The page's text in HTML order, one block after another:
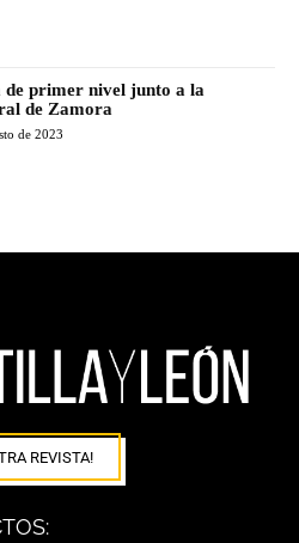
de primer nivel junto a la
de Zamora
de 2023
REVISTA!